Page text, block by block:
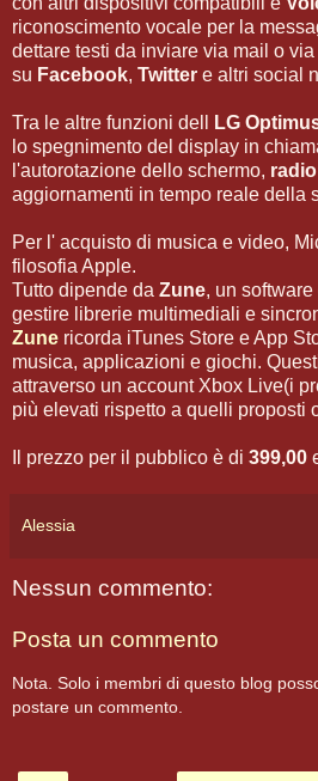
riconoscimento vocale per la
dettare testi da inviare via mail o
su Facebook, Twitter e altri social
Tra le altre funzioni dell LG
lo spegnimento del display in
l'autorotazione dello schermo,
aggiornamenti in tempo reale della
Per l' acquisto di musica e video,
filosofia Apple.
Tutto dipende da Zune, un
gestire librerie multimediali e
Zune ricorda iTunes Store e App
musica, applicazioni e giochi.
attraverso un account Xbox Live(i
più elevati rispetto a quelli proposti
Il prezzo per il pubblico è di 399,00
Alessia
Nessun commento:
Posta un commento
Nota. Solo i membri di questo blog
postare un commento.